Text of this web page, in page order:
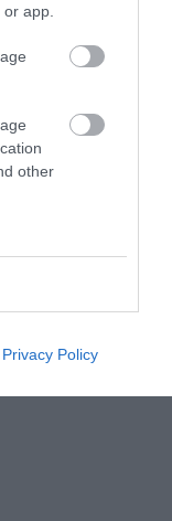
app.
other
Privacy Policy